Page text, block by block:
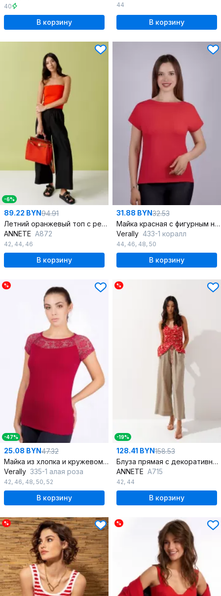
40
В корзину
44
В корзину
-6%
89.22 BYN94.91
Летний оранжевый топ с резинкой из вискозы
ANNETE A872
42, 44, 46
В корзину
31.88 BYN32.53
Майка красная с фигурным низом
Verally 433-1 коралл
44, 46, 48, 50
В корзину
%
-47%
25.08 BYN47.32
Майка из хлопка и кружевом короткий рукав Круглогодичная
Verally 335-1 алая роза
42, 46, 48, 50, 52
В корзину
%
-19%
128.41 BYN158.53
Блуза прямая с декоративной сборкой из текстиля
ANNETE A715
42, 44
В корзину
% %